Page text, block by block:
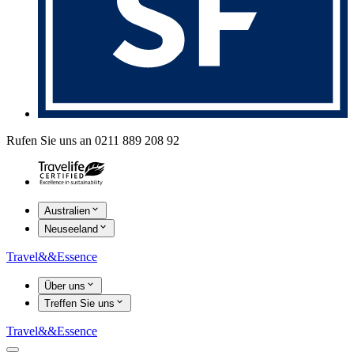
Rufen Sie uns an 0211 889 208 92
Australien
Neuseeland
Travel&&Essence
Über uns
Treffen Sie uns
Travel&&Essence